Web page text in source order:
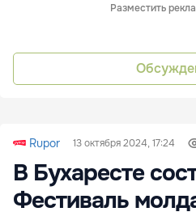
Разместить
Rupor 13 октября 2024, 17:24
В Бухаресте
Фестиваль